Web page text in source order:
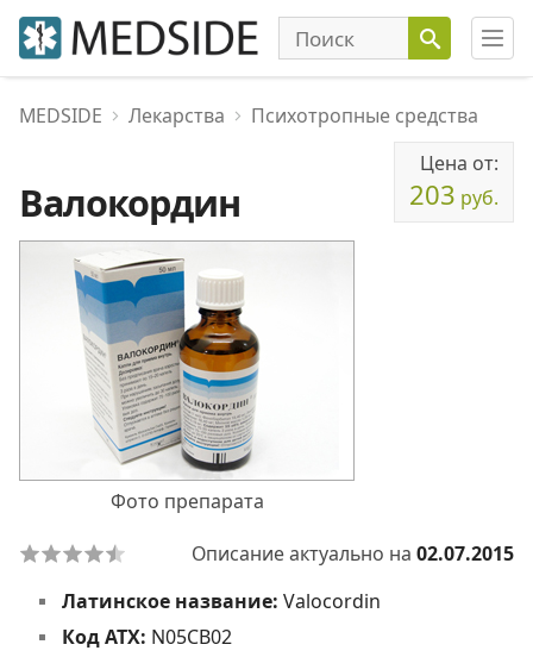
MEDSIDE Лекарства Психотропные средства
Валокордин
Цена от:
203 руб.
Фото препарата
Описание актуально на 02.07.2015
Латинское название: Valocordin
Код АТХ: N05CB02